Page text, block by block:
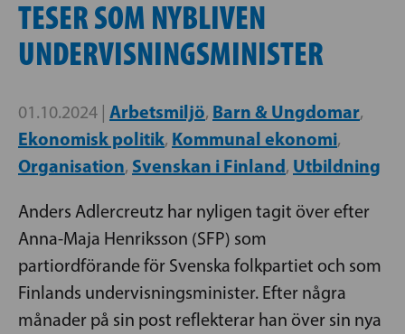
TESER SOM NYBLIVEN
UNDERVISNINGSMINISTER
01.10.2024 | Arbetsmiljö, Barn & Ungdomar,
Ekonomisk politik, Kommunal ekonomi,
Organisation, Svenskan i Finland, Utbildning
Anders Adlercreutz har nyligen tagit över efter
Anna-Maja Henriksson (SFP) som
partiordförande för Svenska folkpartiet och som
Finlands undervisningsminister. Efter några
månader på sin post reflekterar han över sin nya